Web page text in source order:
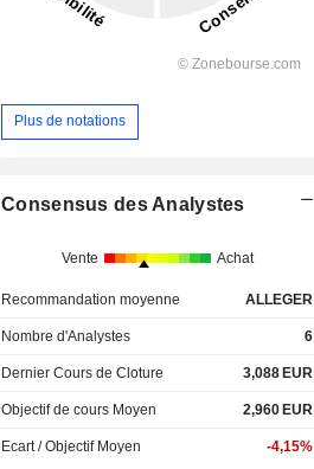
Plus de notations
Consensus des Analystes
Vente Achat
Recommandation moyenne ALLEGER
Nombre d'Analystes 6
Dernier Cours de Cloture 3,088EUR
Objectif de cours Moyen 2,960EUR
Ecart / Objectif Moyen -4,15%